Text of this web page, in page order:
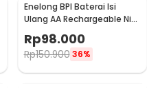
Enelong BPI Baterai Isi
Ulang AA Rechargeable Ni-
MH 1.2V 2700mAh 4 PCS
Rp98.000
Rp150.900 36%